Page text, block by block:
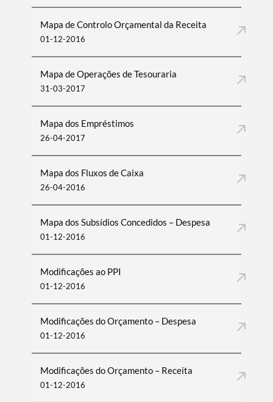
Mapa de Controlo Orçamental da Receita
01-12-2016
Mapa de Operações de Tesouraria
31-03-2017
Mapa dos Empréstimos
26-04-2017
Mapa dos Fluxos de Caixa
26-04-2016
Mapa dos Subsídios Concedidos – Despesa
01-12-2016
Modificações ao PPI
01-12-2016
Modificações do Orçamento – Despesa
01-12-2016
Modificações do Orçamento – Receita
01-12-2016